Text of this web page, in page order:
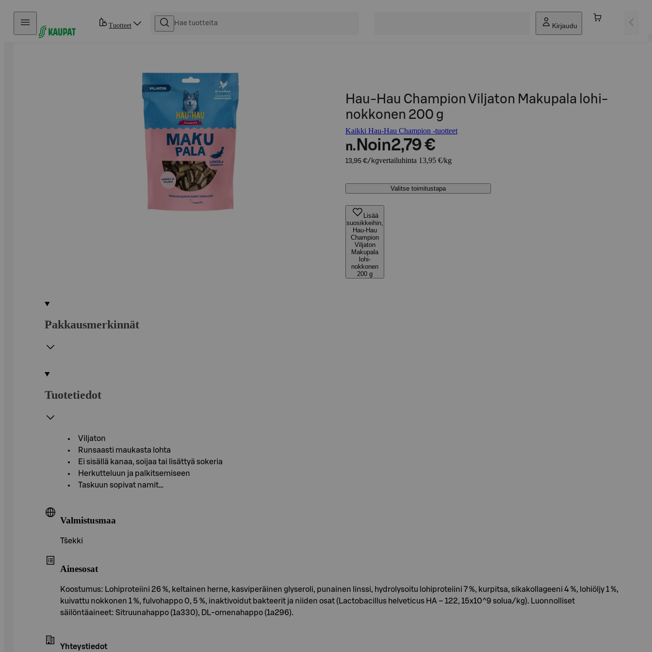
Hyppää sisältöön
Tuotteet Kirjaudu
Hau-Hau Champion Viljaton Makupala lohi-
nokkonen 200 g
Kaikki Hau-Hau Champion -tuotteet
n. Noin2,79 €
13,95 €/kgvertailuhinta 13,95 €/kg
Valitse toimitustapa
Lisää
suosikkeihin,
Hau-Hau
Champion
Viljaton
Makupala
lohi-
nokkonen
200 g
Pakkausmerkinnät
Tuotetiedot
Viljaton
Runsaasti maukasta lohta
Ei sisällä kanaa, soijaa tai lisättyä sokeria
Herkutteluun ja palkitsemiseen
Taskuun sopivat namit…
Valmistusmaa
Tšekki
Ainesosat
Koostumus: Lohiproteiini 26 %, keltainen herne, kasviperäinen glyseroli, punainen linssi, hydrolysoitu lohiproteiini 7 %, kurpitsa, sikakollageeni 4 %, lohiöljy 1 %,
kuivattu nokkonen 1 %, fulvohappo 0, 5 %, inaktivoidut bakteerit ja niiden osat (Lactobacillus helveticus HA – 122, 15x10^9 solua/kg). Luonnolliset
säilöntäaineet: Sitruunahappo (1a330), DL-omenahappo (1a296).
Yhteystiedot